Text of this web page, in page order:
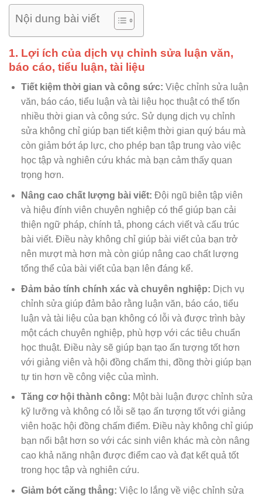
Nội dung bài viết
1. Lợi ích của dịch vụ chỉnh sửa luận văn,
báo cáo, tiểu luận, tài liệu
Tiết kiệm thời gian và công sức: Việc chỉnh sửa luận
văn, báo cáo, tiểu luận và tài liệu học thuật có thể tốn
nhiều thời gian và công sức. Sử dụng dịch vụ chỉnh
sửa không chỉ giúp bạn tiết kiệm thời gian quý báu mà
còn giảm bớt áp lực, cho phép bạn tập trung vào việc
học tập và nghiên cứu khác mà bạn cảm thấy quan
trọng hơn.
Nâng cao chất lượng bài viết: Đội ngũ biên tập viên
và hiệu đính viên chuyên nghiệp có thể giúp bạn cải
thiện ngữ pháp, chính tả, phong cách viết và cấu trúc
bài viết. Điều này không chỉ giúp bài viết của bạn trở
nên mượt mà hơn mà còn giúp nâng cao chất lượng
tổng thể của bài viết của bạn lên đáng kể.
Đảm bảo tính chính xác và chuyên nghiệp: Dịch vụ
chỉnh sửa giúp đảm bảo rằng luận văn, báo cáo, tiểu
luận và tài liệu của bạn không có lỗi và được trình bày
một cách chuyên nghiệp, phù hợp với các tiêu chuẩn
học thuật. Điều này sẽ giúp bạn tạo ấn tượng tốt hơn
với giảng viên và hội đồng chấm thi, đồng thời giúp bạn
tự tin hơn về công việc của mình.
Tăng cơ hội thành công: Một bài luận được chỉnh sửa
kỹ lưỡng và không có lỗi sẽ tạo ấn tượng tốt với giảng
viên hoặc hội đồng chấm điểm. Điều này không chỉ giúp
bạn nổi bật hơn so với các sinh viên khác mà còn nâng
cao khả năng nhận được điểm cao và đạt kết quả tốt
trong học tập và nghiên cứu.
Giảm bớt căng thẳng: Việc lo lắng về việc chỉnh sửa